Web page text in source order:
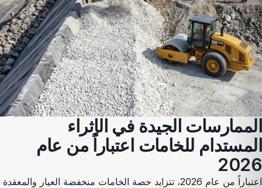
الممارسات الجيدة في الإثراء
المستدام للخامات اعتباراً من عام
2026
اعتباراً من عام 2026، تتزايد حصة الخامات منخفضة العيار والمعقدة